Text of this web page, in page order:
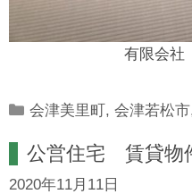
有限会
Categories
会津美里町,会津若松市
公営住宅 賃貸
2020年11月11日